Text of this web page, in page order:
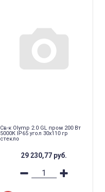
Св-к Olymp 2.0 GL пром 200 Вт
5000К IP65 угол 30x110 гр
стекло
29 230,77 руб.